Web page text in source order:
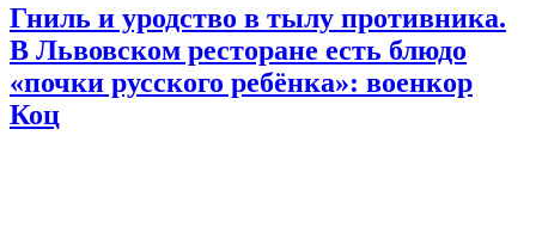
Гниль и уродство в тылу противника.
В Львовском ресторане есть блюдо
«почки русского ребёнка»: военкор
Коц